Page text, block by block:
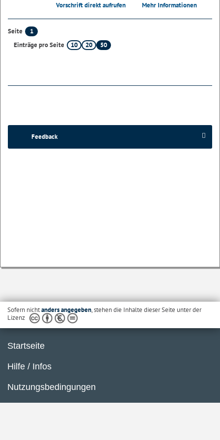
Vorschrift direkt aufrufen Mehr Informationen
Seite
1
Einträge pro Seite
10 20 50
Feedback
Sofern nichtanders angegeben, stehen die Inhalte dieser Seite unter der
Lizenz
Startseite
Hilfe / Infos
Nutzungsbedingungen